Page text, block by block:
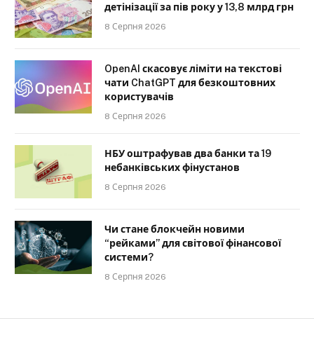
детінізації за пів року у 13,8 млрд грн
8 Серпня 2026
OpenAI скасовує ліміти на текстові
чати ChatGPT для безкоштовних
користувачів
8 Серпня 2026
НБУ оштрафував два банки та 19
небанківських фінустанов
8 Серпня 2026
Чи стане блокчейн новими
“рейками” для світової фінансової
системи?
8 Серпня 2026